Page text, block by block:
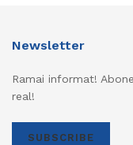
Newsletter
Ramai informat!
real!
SUBSCRIBE